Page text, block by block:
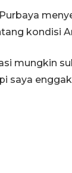
kondisi
mungkin
saya